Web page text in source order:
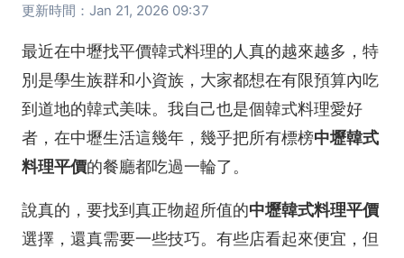
更新時間：Jan 21, 2026 09:37
最近在中壢找平價韓式料理的人真的越來越多，特
別是學生族群和小資族，大家都想在有限預算內吃
到道地的韓式美味。我自己也是個韓式料理愛好
者，在中壢生活這幾年，幾乎把所有標榜中壢韓式
料理平價的餐廳都吃過一輪了。
說真的，要找到真正物超所值的中壢韓式料理平價
選擇，還真需要一些技巧。有些店看起來便宜，但